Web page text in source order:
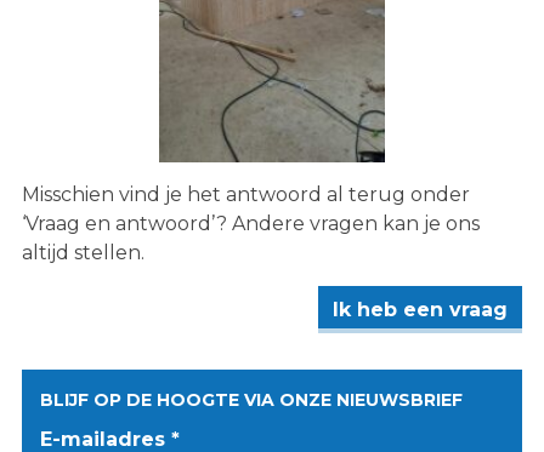
Misschien vind je het antwoord al terug onder
‘Vraag en antwoord’? Andere vragen kan je ons
altijd stellen.
Ik heb een vraag
BLIJF OP DE HOOGTE VIA ONZE NIEUWSBRIEF
E-mailadres *